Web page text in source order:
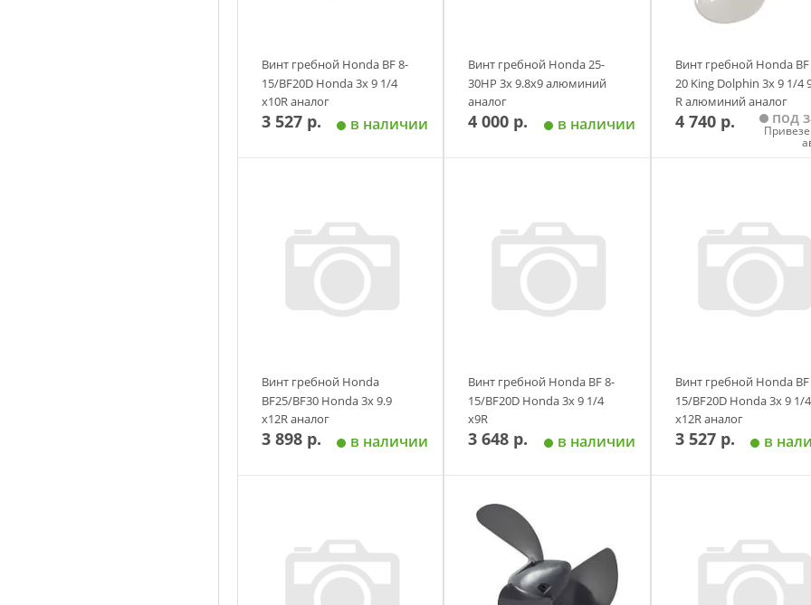
Винт гребной Honda BF 8-
15/BF20D Honda 3х 9 1/4
х10R аналог
3 527 р. в наличии
Винт гребной Honda 25-
30HP 3x 9.8x9 алюминий
аналог
4 000 р. в наличии
Винт гребной Honda BF
20 King Dolphin 3х 9 1/4
R алюминий аналог
4 740 р. под
Винт гребной Honda
BF25/BF30 Honda 3х 9.9
х12R аналог
3 898 р. в наличии
Винт гребной Honda BF 8-
15/BF20D Honda 3х 9 1/4
х9R
3 648 р. в наличии
Добавить в корзину
Винт гребной Honda BF
15/BF20D Honda 3х 9 1/4
х12R аналог
3 527 р. в